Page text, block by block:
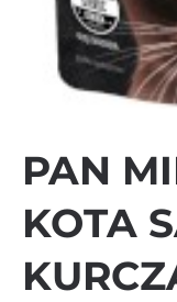
PAN
KOTA